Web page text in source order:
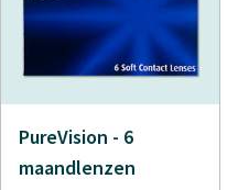
PureVision - 6
maandlenzen